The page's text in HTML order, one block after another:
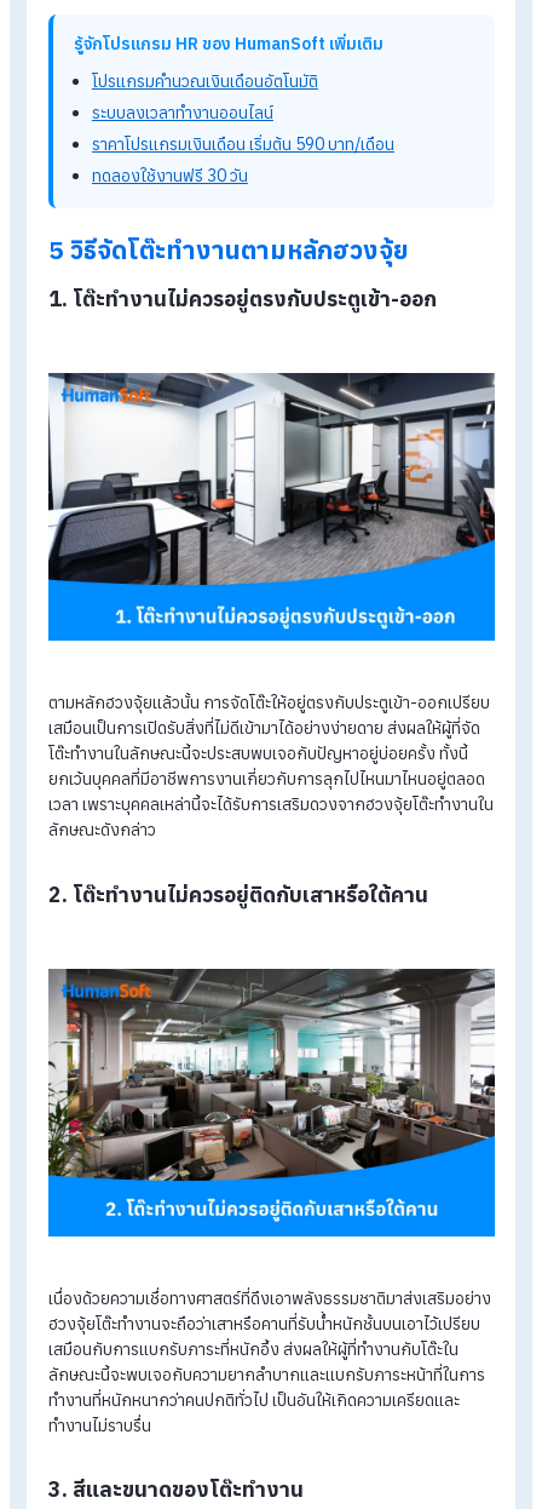
5 วิธีจัดโต๊ะทำงานตามหลักฮว
จุ้ยที่ถูกต้อง
การจัดโต๊ะทำงาน นับว่าทุกคนควรจะจัดให้ดีและเป็นระเบียบ ก็จะช่
ทำให้การทำงานสะดวกและคล่องตัวได้มากยิ่งขึ้น ในจุดนี้นับว่าเป็น
เบื้องต้นที่ทุกคนควรจะทำได้ เมื่อทำเสร็จก็จะทำให้บรรยากาศบนโต๊ะ
ทำงานดีขึ้น แต่ถ้าอยากจะปรับตามฮวงจุ้ยโต๊ะทำงาน เพื่อเสริมควา
สิริมงคลในด้านการงาน ด้านการเงิน หรือด้านอื่นๆ ให้ดียิ่งขึ้น สาม
รู้จักโปรแกรม HR ของ HumanSoft เพิ่มเติม
โปรแกรมคำนวณเงินเดือนอัตโนมัติ
ระบบลงเวลาทำงานออนไลน์
ราคาโปรแกรมเงินเดือน เริ่มต้น 590 บาท/เดือน
ทดลองใช้งานฟรี 30 วัน
5 วิธีจัดโต๊ะทำงานตามหลักฮวงจุ้ย
ตามหลักฮวงจุ้ยแล้วนั้น การจัดโต๊ะให้อยู่ตรงกับประตูเข้า-ออกเป
เสมือนเป็นการเปิดรับสิ่งที่ไม่ดีเข้ามาได้อย่างง่ายดาย ส่งผลให้ผู้ที่
โต๊ะทำงานในลักษณะนี้จะประสบพบเจอกับปัญหาอยู่บ่อยครั้ง ทั้งนี้
ยกเว้นบุคคลที่มีอาชีพการงานเกี่ยวกับการลุกไปไหนมาไหนอยู่ตล
2. โต๊ะทำงานไม่ควรอยู่ติดกับเสาหรือใต้คาน